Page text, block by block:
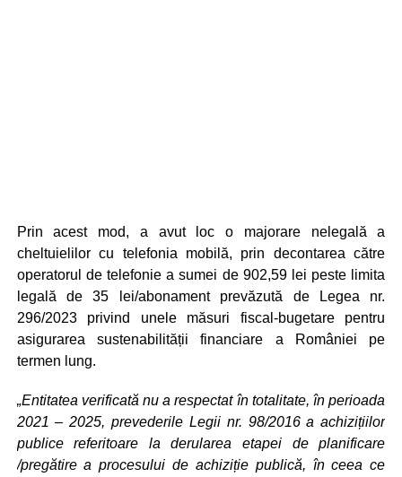
Prin acest mod, a avut loc o majorare nelegală a
cheltuielilor cu telefonia mobilă, prin decontarea către
operatorul de telefonie a sumei de 902,59 lei peste limita
legală de 35 lei/abonament prevăzută de Legea nr.
296/2023 privind unele măsuri fiscal-bugetare pentru
asigurarea sustenabilității financiare a României pe
termen lung.
„Entitatea verificată nu a respectat în totalitate, în perioada
2021 – 2025, prevederile Legii nr. 98/2016 a achizițiilor
publice referitoare la derularea etapei de planificare
/pregătire a procesului de achiziție publică, în ceea ce